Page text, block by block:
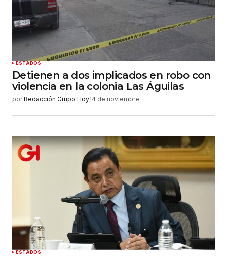
ESTADOS
Detienen a dos implicados en robo con
violencia en la colonia Las Águilas
por Redacción Grupo Hoy14 de noviembre
ESTADOS